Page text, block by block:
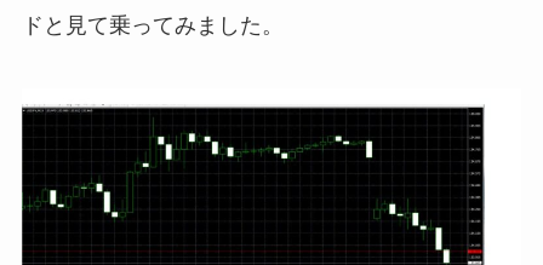
ドと見て乗ってみました。